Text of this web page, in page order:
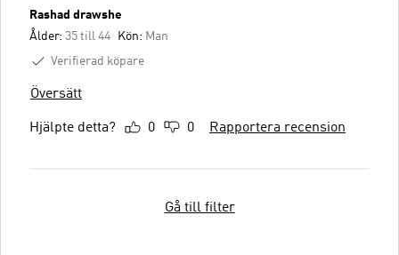
Rashad drawshe
Ålder: 35 till 44 Kön: Man
Verifierad köpare
Översätt
Hjälpte detta? 0 0 Rapportera recension
Gå till filter